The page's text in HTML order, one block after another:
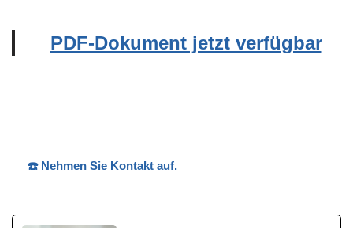
PDF-Dokument jetzt verfügbar
☎️ Nehmen Sie Kontakt auf.